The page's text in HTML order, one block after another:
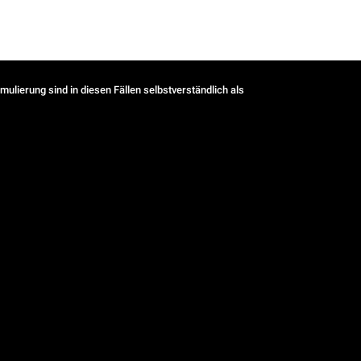
sind in diesen Fällen selbstverständlich als